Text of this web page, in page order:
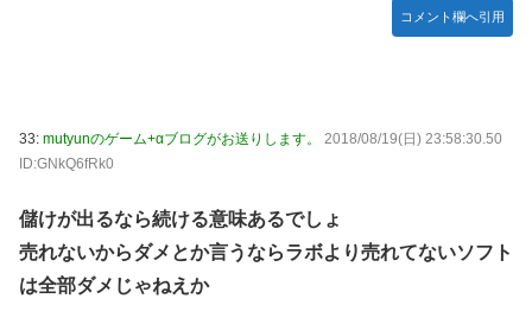
コメント欄へ引用
33: mutyunのゲーム+αブログがお送りします。
2018/08/19(日) 23:58:30.50
ID:GNkQ6fRk0
儲けが出るなら続ける意味あるでしょ
売れないからダメとか言うならラボより売れてないソフト
は全部ダメじゃねえか